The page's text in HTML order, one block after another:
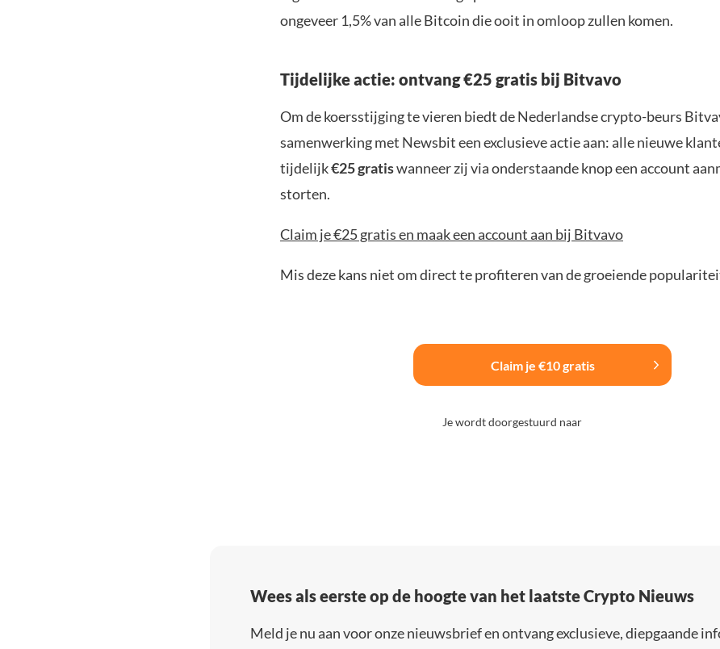
ongeveer 1,5% van alle Bitcoin die ooit in omloop zullen komen.
Tijdelijke actie: ontvang €25 gratis bij Bitvavo
Om de koersstijging te vieren biedt de Nederlandse crypto-beurs
samenwerking met Newsbit een exclusieve actie aan: alle nieuwe
tijdelijk€25 gratiswanneer zij via onderstaande knop een account
storten.
Claim je €25 gratis en maak een account aan bij Bitvavo
Mis deze kans niet om direct te profiteren van de groeiende
Claim je €10 gratis
Je wordt doorgestuurd naar
Wees als eerste op de hoogte van het laatste Crypto Nieuws
Meld je nu aan voor onze nieuwsbrief en ontvang exclusieve, diepgaande